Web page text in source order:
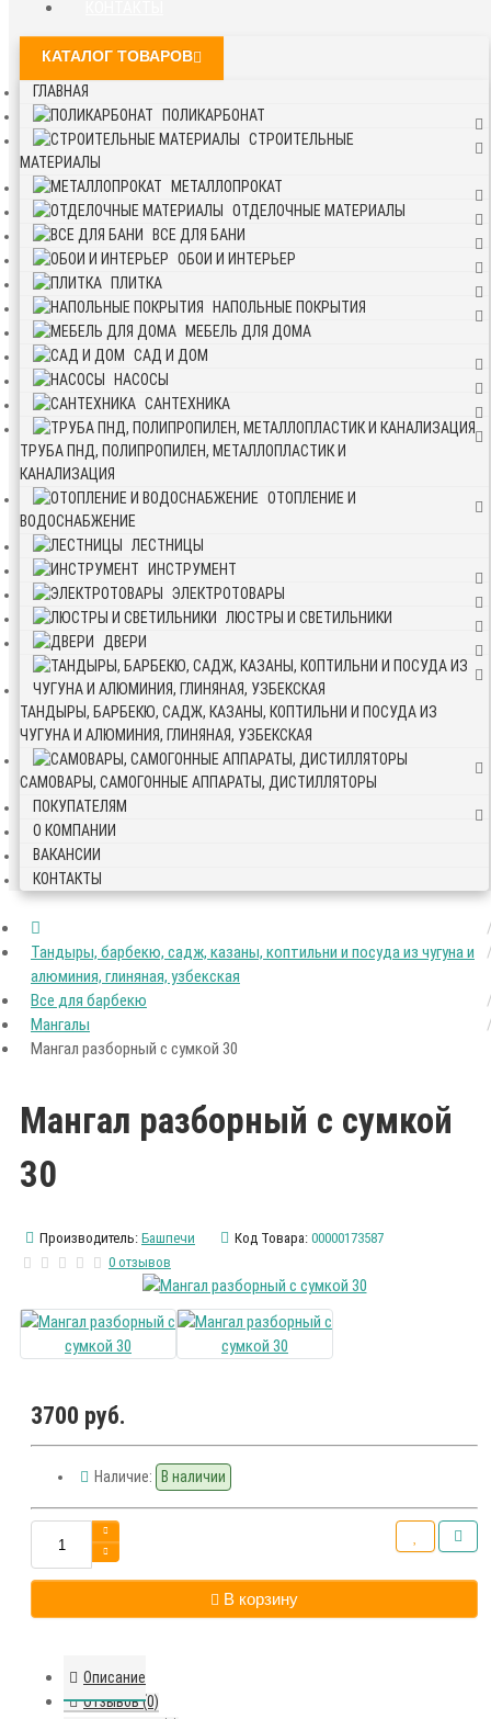
КАТАЛОГ ТОВАРОВ
ГЛАВНАЯ
ПОЛИКАРБОНАТ
СТРОИТЕЛЬНЫЕ
МАТЕРИАЛЫ
МЕТАЛЛОПРОКАТ
ОТДЕЛОЧНЫЕ МАТЕРИАЛЫ
ВСЕ ДЛЯ БАНИ
ОБОИ И ИНТЕРЬЕР
ПЛИТКА
НАПОЛЬНЫЕ ПОКРЫТИЯ
МЕБЕЛЬ ДЛЯ ДОМА
САД И ДОМ
НАСОСЫ
САНТЕХНИКА
ТРУБА ПНД, ПОЛИПРОПИЛЕН, МЕТАЛЛОПЛАСТИК И
КАНАЛИЗАЦИЯ
ОТОПЛЕНИЕ И
ВОДОСНАБЖЕНИЕ
ЛЕСТНИЦЫ
ИНСТРУМЕНТ
ЭЛЕКТРОТОВАРЫ
ЛЮСТРЫ И СВЕТИЛЬНИКИ
ДВЕРИ
ТАНДЫРЫ, БАРБЕКЮ, САДЖ, КАЗАНЫ, КОПТИЛЬНИ И ПОСУДА ИЗ
ЧУГУНА И АЛЮМИНИЯ, ГЛИНЯНАЯ, УЗБЕКСКАЯ
САМОВАРЫ, САМОГОННЫЕ АППАРАТЫ, ДИСТИЛЛЯТОРЫ
ПОКУПАТЕЛЯМ
О КОМПАНИИ
ВАКАНСИИ
КОНТАКТЫ
Тандыры, барбекю, садж, казаны, коптильни и посуда из чугуна и
алюминия, глиняная, узбекская
Все для барбекю
Мангалы
Мангал разборный с сумкой 30
Мангал разборный с сумкой
30
Производитель: Башпечи Код Товара: 00000173587
0 отзывов
3700 руб.
Наличие: В наличии
В корзину
Описание
Отзывов (0)